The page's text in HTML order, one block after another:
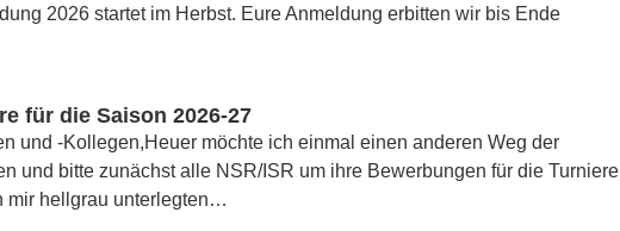
2026 startet im Herbst. Eure Anmeldung erbitten wir bis Ende
für die Saison 2026-27
und -Kollegen,Heuer möchte ich einmal einen anderen Weg der
und bitte zunächst alle NSR/ISR um ihre Bewerbungen für die Turniere
mir hellgrau unterlegten…